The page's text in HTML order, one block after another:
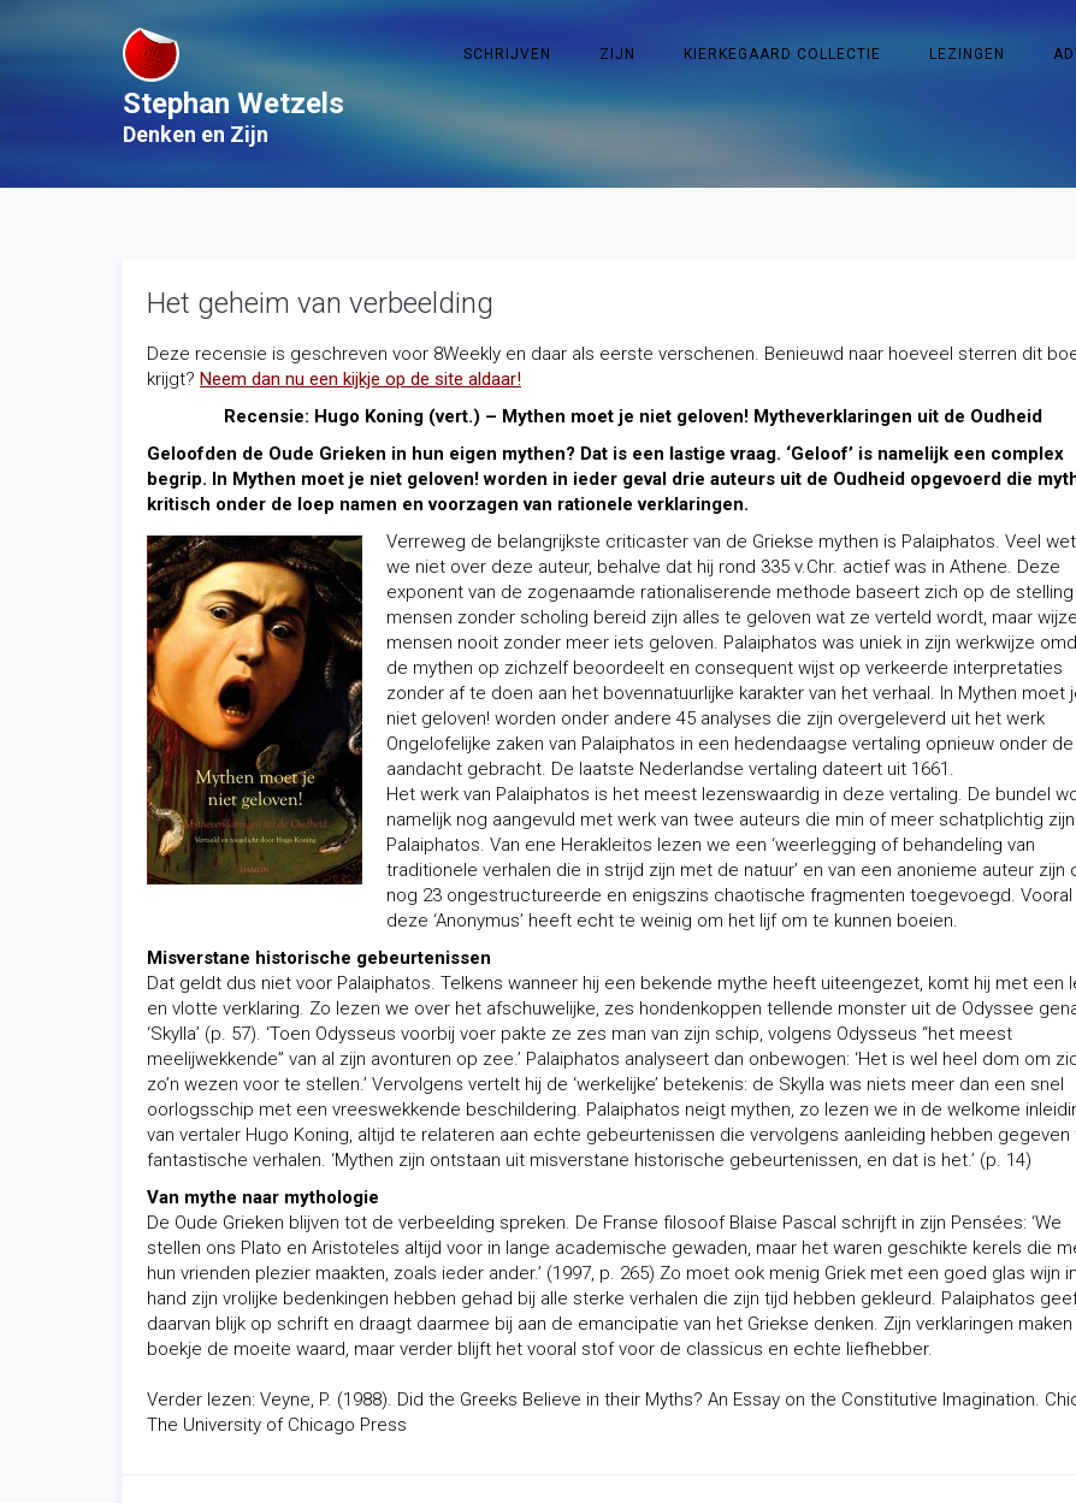
SCHRIJVEN ZIJN KIERKEGAARD COLLECTIE LEZINGEN
Stephan Wetzels
Denken en Zijn
Het geheim van verbeelding
Deze recensie is geschreven voor 8Weekly en daar als eerste verschenen. Benieuwd naar hoeveel sterren dit
krijgt? Neem dan nu een kijkje op de site aldaar!
Recensie: Hugo Koning (vert.) – Mythen moet je niet geloven! Mytheverklaringen uit de Oudheid
Geloofden de Oude Grieken in hun eigen mythen? Dat is een lastige vraag. ‘Geloof’ is namelijk een complex
begrip. In Mythen moet je niet geloven! worden in ieder geval drie auteurs uit de Oudheid opgevoerd die
kritisch onder de loep namen en voorzagen van rationele verklaringen.
Verreweg de belangrijkste criticaster van de Griekse mythen is Palaiphatos. Veel
we niet over deze auteur, behalve dat hij rond 335 v.Chr. actief was in Athene. Deze
exponent van de zogenaamde rationaliserende methode baseert zich op de
mensen zonder scholing bereid zijn alles te geloven wat ze verteld wordt, maar wijze
mensen nooit zonder meer iets geloven. Palaiphatos was uniek in zijn werkwijze
de mythen op zichzelf beoordeelt en consequent wijst op verkeerde interpretaties
zonder af te doen aan het bovennatuurlijke karakter van het verhaal. In Mythen moet
niet geloven! worden onder andere 45 analyses die zijn overgeleverd uit het werk
Ongelofelijke zaken van Palaiphatos in een hedendaagse vertaling opnieuw onder de
aandacht gebracht. De laatste Nederlandse vertaling dateert uit 1661.
Het werk van Palaiphatos is het meest lezenswaardig in deze vertaling. De bundel
namelijk nog aangevuld met werk van twee auteurs die min of meer schatplichtig zijn
Palaiphatos. Van ene Herakleitos lezen we een ‘weerlegging of behandeling van
traditionele verhalen die in strijd zijn met de natuur’ en van een anonieme auteur zijn
nog 23 ongestructureerde en enigszins chaotische fragmenten toegevoegd. Vooral
deze ‘Anonymus’ heeft echt te weinig om het lijf om te kunnen boeien.
Misverstane historische gebeurtenissen
Dat geldt dus niet voor Palaiphatos. Telkens wanneer hij een bekende mythe heeft uiteengezet, komt hij met een
en vlotte verklaring. Zo lezen we over het afschuwelijke, zes hondenkoppen tellende monster uit de Odyssee
‘Skylla’ (p. 57). ‘Toen Odysseus voorbij voer pakte ze zes man van zijn schip, volgens Odysseus “het meest
meelijwekkende” van al zijn avonturen op zee.’ Palaiphatos analyseert dan onbewogen: ‘Het is wel heel dom om
zo’n wezen voor te stellen.’ Vervolgens vertelt hij de ‘werkelijke’ betekenis: de Skylla was niets meer dan een snel
oorlogsschip met een vreeswekkende beschildering. Palaiphatos neigt mythen, zo lezen we in de welkome
van vertaler Hugo Koning, altijd te relateren aan echte gebeurtenissen die vervolgens aanleiding hebben gegeven
fantastische verhalen. ‘Mythen zijn ontstaan uit misverstane historische gebeurtenissen, en dat is het.’ (p. 14)
Van mythe naar mythologie
De Oude Grieken blijven tot de verbeelding spreken. De Franse filosoof Blaise Pascal schrijft in zijn Pensées: ‘We
stellen ons Plato en Aristoteles altijd voor in lange academische gewaden, maar het waren geschikte kerels die
hun vrienden plezier maakten, zoals ieder ander.’ (1997, p. 265) Zo moet ook menig Griek met een goed glas wijn
hand zijn vrolijke bedenkingen hebben gehad bij alle sterke verhalen die zijn tijd hebben gekleurd. Palaiphatos
daarvan blijk op schrift en draagt daarmee bij aan de emancipatie van het Griekse denken. Zijn verklaringen
boekje de moeite waard, maar verder blijft het vooral stof voor de classicus en echte liefhebber.
Verder lezen: Veyne, P. (1988). Did the Greeks Believe in their Myths? An Essay on the Constitutive Imagination.
The University of Chicago Press